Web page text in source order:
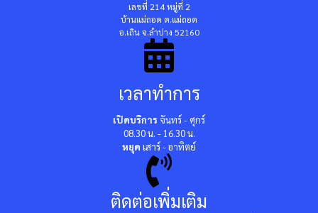
เลขที่ 214 หมู่ที่ 2
บ้านแม่ถอด ต.แม่ถอด
อ.เถิน จ.ลำปาง 52160
เวลาทำการ
เปิดบริการ จันทร์ - ศุกร์
08.30 น. - 16.30 น.
หยุด เสาร์ - อาทิตย์
ติดต่อเพิ่มเติม